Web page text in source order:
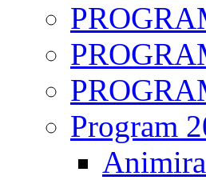
Program